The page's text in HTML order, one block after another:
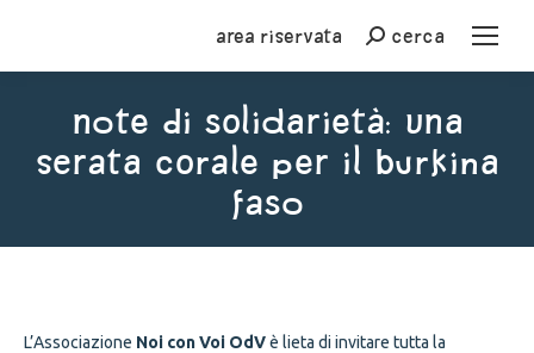
Area riservata Cercacerca
Note di Solidarietà: Una
Serata Corale per il Burkina
Faso
L’Associazione Noi con Voi OdVè lieta di invitare tutta la